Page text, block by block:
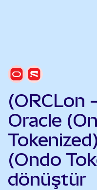
(ORCLon
Oracle
(Ondo
dönüştür